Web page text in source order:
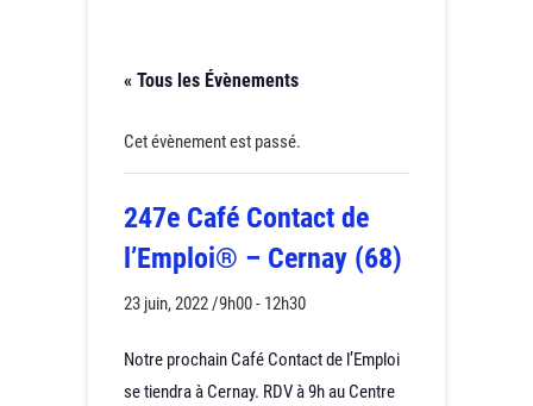
« Tous les Évènements
Cet évènement est passé.
247e Café Contact de
l’Emploi® – Cernay (68)
23 juin, 2022 /9h00- 12h30
Notre prochain Café Contact de l’Emploi
se tiendra à Cernay. RDV à 9h au Centre